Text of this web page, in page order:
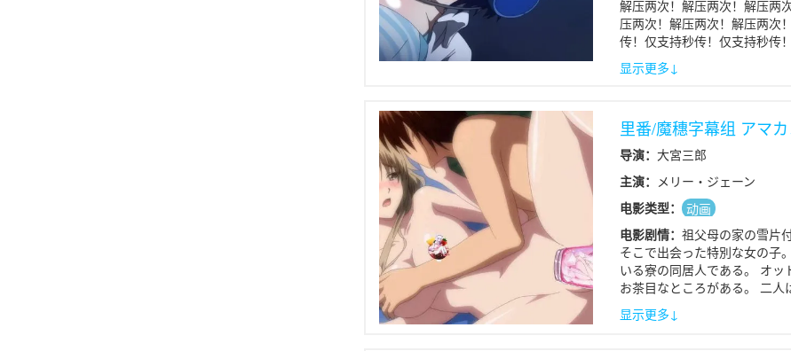
解压两次！解压两次！解压两
压两次！解压两次！解压两次
传！仅支持秒传！仅支持秒传
传！仅支持秒传！仅支持秒传
传！仅支持秒传！
显示更多↓
里番/魔穗字幕组 アマ
导演： 大宮三郎
主演： メリー・ジェーン
电影类型：
动画
电影剧情： 祖父母の家の雪片
そこで出会った特別な女の子
いる寮の同居人である。 オ
お茶目なところがある。 二
恋人同士に…… 二人きりで過
夜になることを感じていた。
显示更多↓